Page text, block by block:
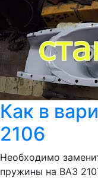
Как в
2106
Необходимо
пружины на ВАЗ